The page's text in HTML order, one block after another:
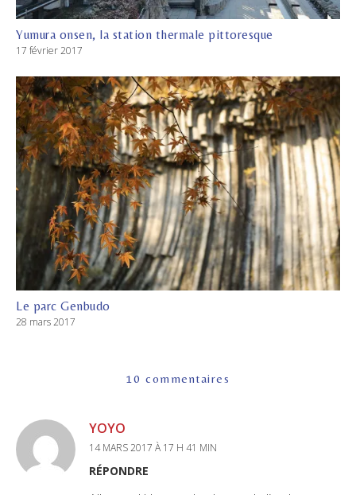
Yumura onsen, la station thermale pittoresque
17 février 2017
Le parc Genbudo
28 mars 2017
10 commentaires
YOYO
14 MARS 2017 À 17 H 41 MIN
RÉPONDRE